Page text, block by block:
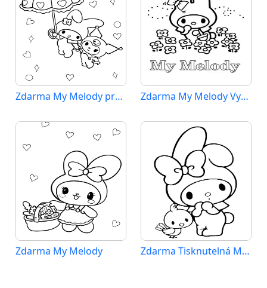
Zdarma My Melody pro Malé Děti Zdarma My Melody Vymalovatelné
Zdarma My Melody Zdarma Tisknutelná My Melody